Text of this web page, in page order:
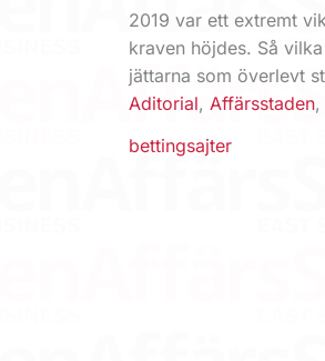
2019 var ett extremt
kraven höjdes. Så
jättarna som överlevt
Aditorial, Affärsstaden,
bettingsajter